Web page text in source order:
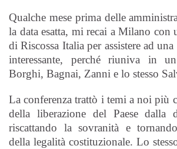
Qualche mese prima delle
la data esatta, mi recai a Milano
di Riscossa Italia per assistere ad
interessante, perché riuniva in
Borghi, Bagnai, Zanni e lo stesso
La conferenza trattò i temi a noi più
della liberazione del Paese dalla
riscattando la sovranità e
della legalità costituzionale. Lo